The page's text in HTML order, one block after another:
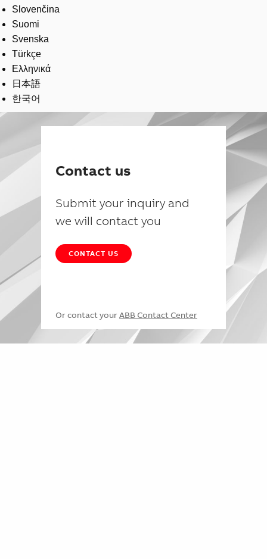
Slovenčina
Suomi
Svenska
Türkçe
Ελληνικά
日本語
한국어
Contact us
Submit your inquiry and
we will contact you
CONTACT US
Or contact your ABB Contact Center